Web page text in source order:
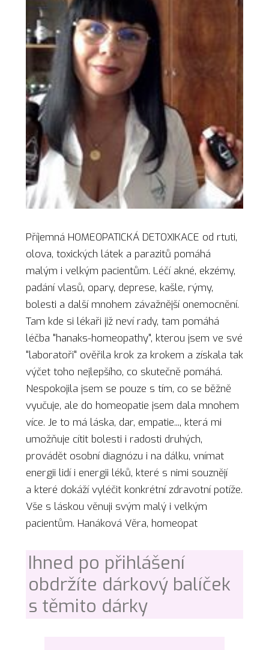
Příjemná HOMEOPATICKÁ DETOXIKACE od rtuti,
olova, toxických látek a parazitů pomáhá
malým i velkým pacientům. Léčí akné, ekzémy,
padání vlasů, opary, deprese, kašle, rýmy,
bolesti a další mnohem závažnější onemocnění.
Tam kde si lékaři již neví rady, tam pomáhá
léčba "hanaks-homeopathy", kterou jsem ve své
"laboratoři" ověřila krok za krokem a získala tak
výčet toho nejlepšího, co skutečně pomáhá.
Nespokojila jsem se pouze s tím, co se běžně
vyučuje, ale do homeopatie jsem dala mnohem
více. Je to má láska, dar, empatie..., která mi
umožňuje cítit bolesti i radosti druhých,
provádět osobní diagnózu i na dálku, vnímat
energii lidí i energii léků, které s nimi souznějí
a které dokáží vyléčit konkrétní zdravotní potíže.
Vše s láskou věnuji svým malý i velkým
pacientům. Hanáková Věra, homeopat
Ihned po přihlášení
obdržíte dárkový balíček
s těmito dárky